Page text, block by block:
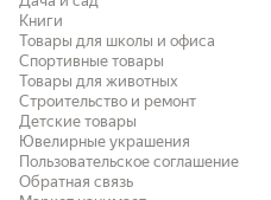
Книги
Товары для школы и офиса
Спортивные товары
Товары для животных
Строительство и ремонт
Детские товары
Ювелирные украшения
Пользовательское соглашение
Обратная связь